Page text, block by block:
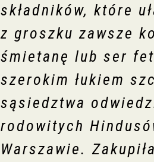
składników, które
z groszku zawsze
śmietanę lub ser
szerokim łukiem
sąsiedztwa
rodowitych
Warszawie.